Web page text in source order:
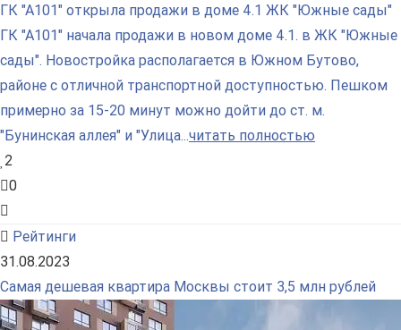
ГК "А101" открыла продажи в доме 4.1 ЖК "Южные сады"
ГК "А101" начала продажи в новом доме 4.1. в ЖК "Южные
сады". Новостройка располагается в Южном Бутово,
районе с отличной транспортной доступностью. Пешком
примерно за 15-20 минут можно дойти до ст. м.
"Бунинская аллея" и "Улица...читать полностью
2
0
Рейтинги
31.08.2023
Самая дешевая квартира Москвы стоит 3,5 млн рублей